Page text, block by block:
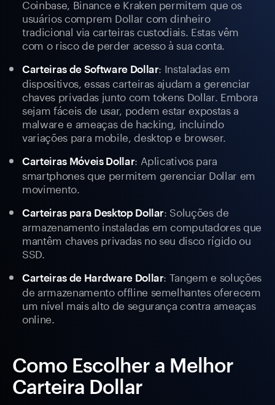
Coinbase, Binance e Kraken permitem que os
usuários comprem Dollar com dinheiro
tradicional via carteiras custodiais. Estas vêm
com o risco de perder acesso à sua conta.
Carteiras de Software Dollar: Instaladas em
dispositivos, essas carteiras ajudam a gerenciar
chaves privadas junto com tokens Dollar. Embora
sejam fáceis de usar, podem estar expostas a
malware e ameaças de hacking, incluindo
variações para mobile, desktop e browser.
Carteiras Móveis Dollar: Aplicativos para
smartphones que permitem gerenciar Dollar em
movimento.
Carteiras para Desktop Dollar: Soluções de
armazenamento instaladas em computadores que
mantêm chaves privadas no seu disco rígido ou
SSD.
Carteiras de Hardware Dollar: Tangem e soluções
de armazenamento offline semelhantes oferecem
um nível mais alto de segurança contra ameaças
online.
Como Escolher a Melhor
Carteira Dollar